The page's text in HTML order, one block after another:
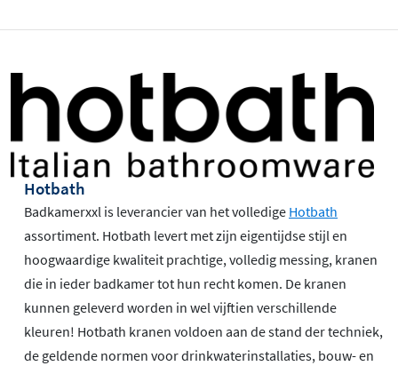
Hotbath
Badkamerxxl is leverancier van het volledige Hotbath
assortiment. Hotbath levert met zijn eigentijdse stijl en
hoogwaardige kwaliteit prachtige, volledig messing, kranen
die in ieder badkamer tot hun recht komen. De kranen
kunnen geleverd worden in wel vijftien verschillende
kleuren! Hotbath kranen voldoen aan de stand der techniek,
de geldende normen voor drinkwaterinstallaties, bouw- en